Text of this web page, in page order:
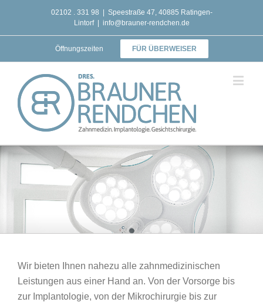
02102 . 331 98
Speestraße 47, 40885 Ratingen-
Lintorf
info@brauner-rendchen.de
Öffnungszeiten FÜR ÜBERWEISER
Wir bieten Ihnen nahezu alle zahnmedizinischen
Leistungen aus einer Hand an. Von der Vorsorge bis
zur Implantologie, von der Mikrochirurgie bis zur